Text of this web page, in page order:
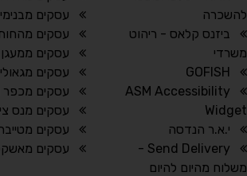
להשכרה
ביזנס קלאס - ריהוט
משרדי
ASM Accessibility
Widget
י.א.ר הנדסה
Send Delivery -
משלוח מהיום להיום
עסקים
עסקים
עסקים
עסקים
עסקים מכפר
עסקים מנס
עסקים
עסקים